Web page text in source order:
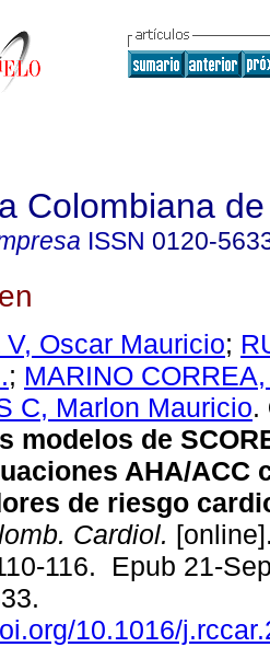
Colombiana
ISSN 0120-
V, Oscar Mauricio;
; MARINO
C, Marlon Mauricio.
modelos de
AHA/ACC
de riesgo
Cardiol.
116. Epub 21-
10.1016/